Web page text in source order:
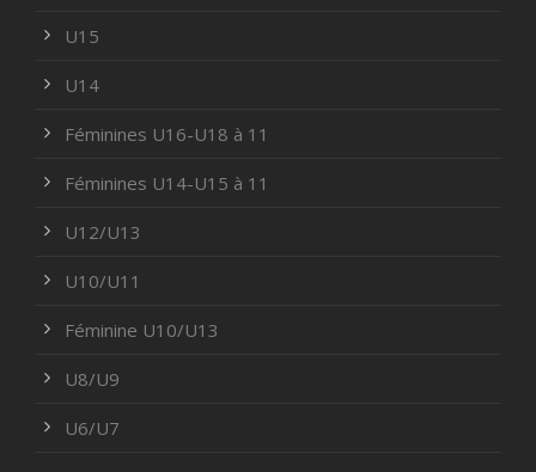
U15
U14
Féminines U16-U18 à 11
Féminines U14-U15 à 11
U12/U13
U10/U11
Féminine U10/U13
U8/U9
U6/U7